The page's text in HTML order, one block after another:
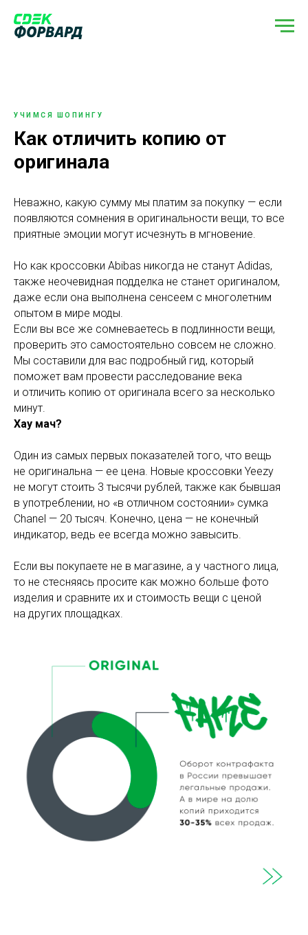
УЧИМСЯ ШОПИНГУ
Как отличить копию от
оригинала
Неважно, какую сумму мы платим за покупку — если
появляются сомнения в оригинальности вещи, то все
приятные эмоции могут исчезнуть в мгновение.
Но как кроссовки Abibas никогда не станут Adidas,
также неочевидная подделка не станет оригиналом,
даже если она выполнена сенсеем с многолетним
опытом в мире моды.
Если вы все же сомневаетесь в подлинности вещи,
проверить это самостоятельно совсем не сложно.
Мы составили для вас подробный гид, который
поможет вам провести расследование века
и отличить копию от оригинала всего за несколько
минут.
Хау мач?
Один из самых первых показателей того, что вещь
не оригинальна — ее цена. Новые кроссовки Yeezy
не могут стоить 3 тысячи рублей, также как бывшая
в употреблении, но «в отличном состоянии» сумка
Chanel — 20 тысяч. Конечно, цена — не конечный
индикатор, ведь ее всегда можно завысить.
Если вы покупаете не в магазине, а у частного лица,
то не стесняясь просите как можно больше фото
изделия и сравните их и стоимость вещи с ценой
на других площадках.